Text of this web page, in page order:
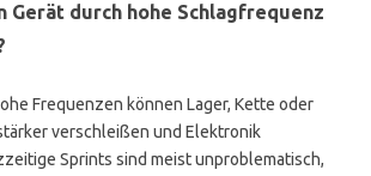
Gerät durch hohe Schlagfrequenz
Frequenzen können Lager, Kette oder
verschleißen und Elektronik
Sprints sind meist unproblematisch,